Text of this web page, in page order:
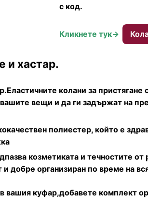
с код.
Кликнете тук->
и хастар.
колани за пристягане
вещи и да ги задържат на
полиестер, който е
козметиката и течностите от
добре организиран по време на
вашия куфар,добавете комплект